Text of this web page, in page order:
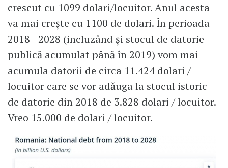
crescut cu 1099 dolari/locuitor. Anul acesta
va mai crește cu 1100 de dolari. În perioada
2018 - 2028 (incluzând și stocul de datorie
publică acumulat până în 2019) vom mai
acumula datorii de circa 11.424 dolari /
locuitor care se vor adăuga la stocul istoric
de datorie din 2018 de 3.828 dolari / locuitor.
Vreo 15.000 de dolari / locuitor.